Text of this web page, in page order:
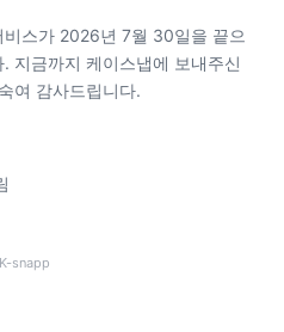
스가 2026년 7월 30일을 끝으
지금까지 케이스냅에 보내주신
여 감사드립니다.
snapp